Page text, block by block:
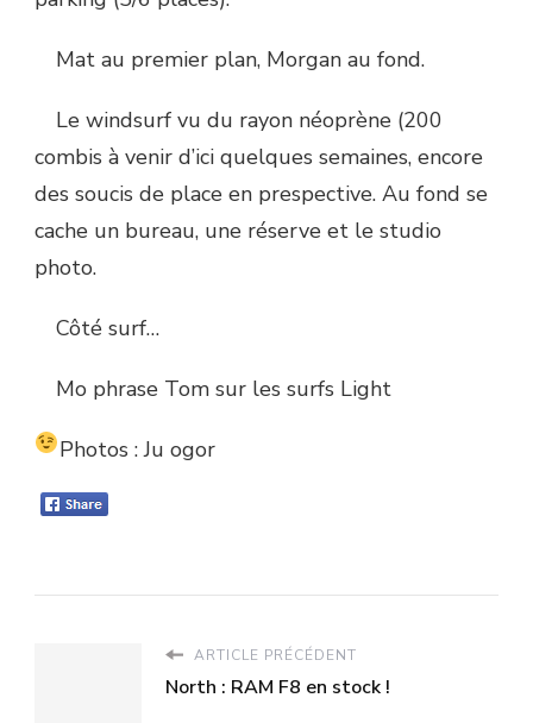
Mat au premier plan, Morgan au fond.
Le windsurf vu du rayon néoprène (200
combis à venir d’ici quelques semaines, encore
des soucis de place en prespective. Au fond se
cache un bureau, une réserve et le studio
photo.
Côté surf…
Mo phrase Tom sur les surfs Light
Photos : Ju ogor
ARTICLE PRÉCÉDENT
North : RAM F8 en stock !